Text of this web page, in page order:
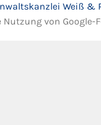
Weiß &
von Google-